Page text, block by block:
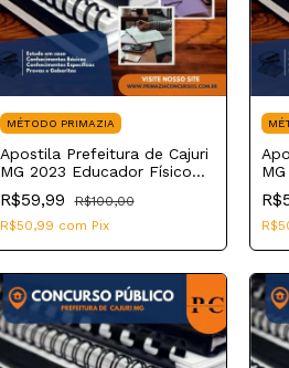
MÉTODO PRIMAZIA
Apostila Prefeitura de Cajuri
MG 2023 Educador Físico
do Núcleo de Apoio de
Saúde da Família
R$59,99
R$100,00
R$50,99 com Pix